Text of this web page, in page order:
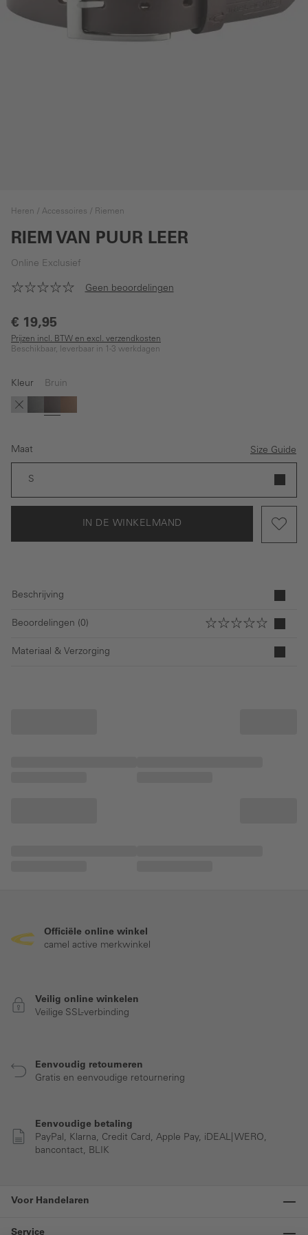
Heren Accessoires Riemen
RIEM VAN PUUR LEER
Online Exclusief
Geen beoordelingen
€ 19,95
Prijzen incl. BTW en excl. verzendkosten
Beschikbaar, leverbaar in 1-3 werkdagen
Kleur Bruin
Blauw
(Deze optie is momenteel niet beschikbaar.)
ZwartBruinLicht bruin
Maat Size Guide
S
IN DE WINKELMAND
Beschrijving
Beoordelingen (0)
Materiaal & Verzorging
Officiële online winkel
camel active merkwinkel
Veilig online winkelen
Veilige SSL-verbinding
Eenvoudig retourneren
Gratis en eenvoudige retournering
Eenvoudige betaling
PayPal, Klarna, Credit Card, Apple Pay, iDEAL| WERO,
bancontact, BLIK
Voor Handelaren
Service